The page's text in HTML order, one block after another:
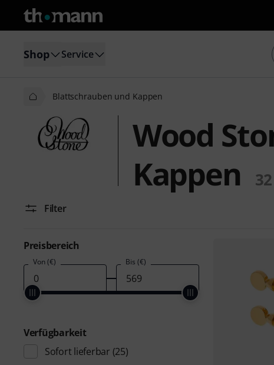
Shop Service
Blattschrauben und Kappen
Wood
Kappen
32
Filter
Preisbereich
Von (€) Bis (€)
Verfügbarkeit
Sofort lieferbar (25)